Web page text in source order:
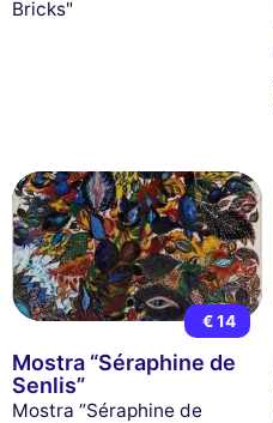
Bricks"
€ 14
Mostra “Séraphine de
Senlis”
Mostra “Séraphine de